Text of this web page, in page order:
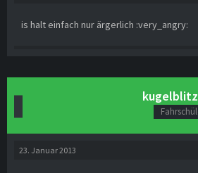
is halt einfach nur ärgerlich :very_angry:
23. Januar 2013